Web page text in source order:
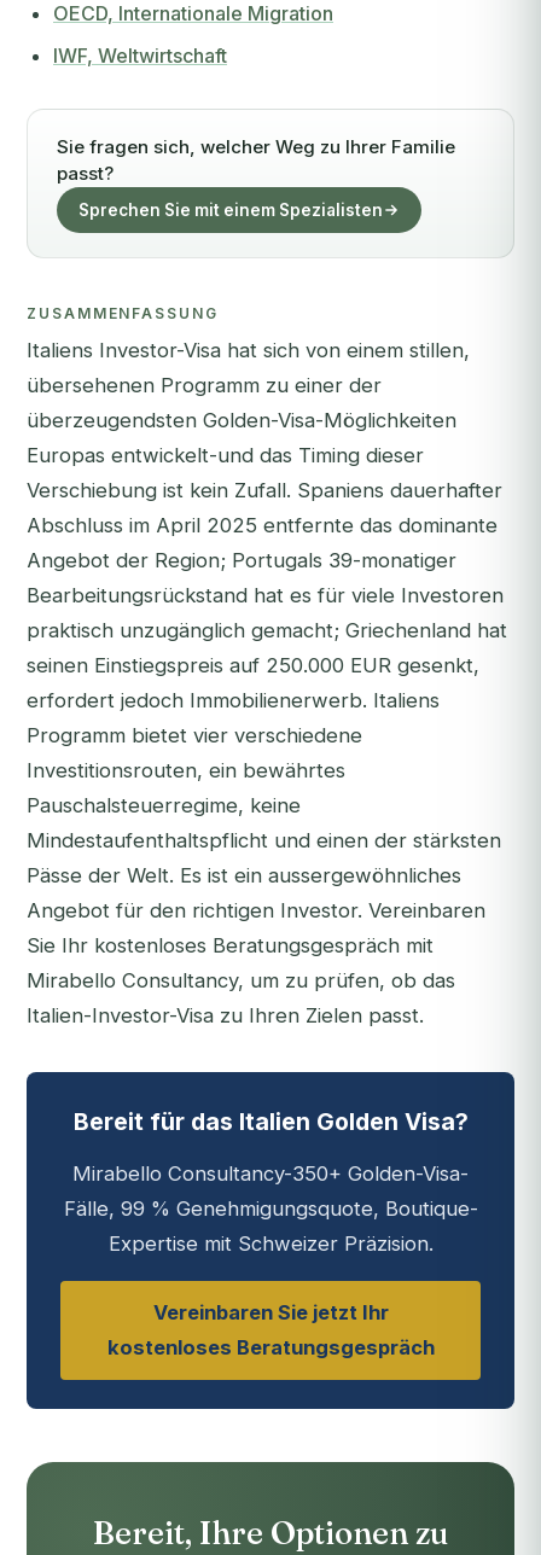
OECD, Internationale Migration
IWF, Weltwirtschaft
Sie fragen sich, welcher Weg zu Ihrer Familie
passt?
Sprechen Sie mit einem Spezialisten
ZUSAMMENFASSUNG
Italiens Investor-Visa hat sich von einem stillen,
übersehenen Programm zu einer der
überzeugendsten Golden-Visa-Möglichkeiten
Europas entwickelt-und das Timing dieser
Verschiebung ist kein Zufall. Spaniens dauerhafter
Abschluss im April 2025 entfernte das dominante
Angebot der Region; Portugals 39-monatiger
Bearbeitungsrückstand hat es für viele Investoren
praktisch unzugänglich gemacht; Griechenland hat
seinen Einstiegspreis auf 250.000 EUR gesenkt,
erfordert jedoch Immobilienerwerb. Italiens
Programm bietet vier verschiedene
Investitionsrouten, ein bewährtes
Pauschalsteuerregime, keine
Mindestaufenthaltspflicht und einen der stärksten
Pässe der Welt. Es ist ein aussergewöhnliches
Angebot für den richtigen Investor. Vereinbaren
Sie Ihr kostenloses Beratungsgespräch mit
Mirabello Consultancy, um zu prüfen, ob das
Italien-Investor-Visa zu Ihren Zielen passt.
Bereit für das Italien Golden Visa?
Mirabello Consultancy-350+ Golden-Visa-
Fälle, 99 % Genehmigungsquote, Boutique-
Expertise mit Schweizer Präzision.
Vereinbaren Sie jetzt Ihr
kostenloses Beratungsgespräch
Bereit, Ihre Optionen zu